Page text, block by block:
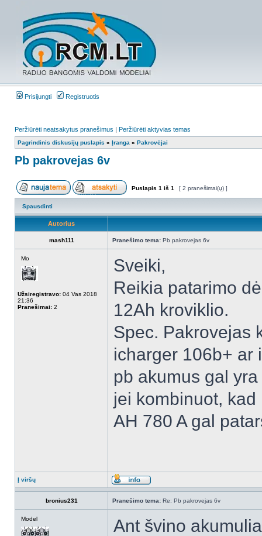
Prisijungti Registruotis
Peržiūrėti neatsakytus pranešimus | Peržiūrėti aktyvias temas
Pagrindinis diskusijų puslapis » Įranga » Pakrovėjai
Pb pakrovejas 6v
Puslapis 1 iš 1 [ 2 pranešimai(ų) ]
Spausdinti
Autorius
mash111 Pranešimo tema: Pb pakrovejas 6v
Mo
Užsiregistravo: 04 Vas 2018
21:36
Pranešimai: 2
Sveiki,
Reikia patarimo
12Ah kroviklio.
Spec. Pakrovejas
icharger 106b+ ar
pb akumus gal
jei kombinuot,
AH 780 A gal
Į viršų
bronius231 Pranešimo tema: Re: Pb pakrovejas 6v
Model
Ant švino